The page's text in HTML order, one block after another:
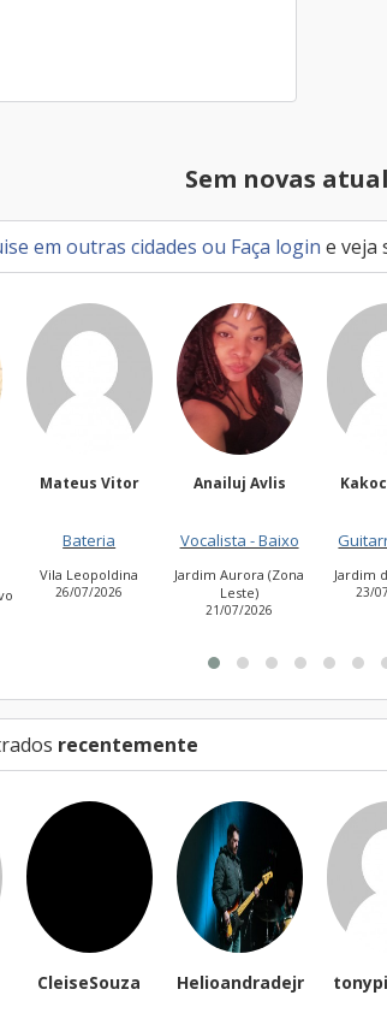
Sem novas
em outras cidades ou Faça login e veja
Anailuj Avlis
Vocalista - Baixo
Jardim Aurora (Zona
Leste)
Kakocampos
Guitarra base
Jardim das Flores
23/07/2026
recentemente
Helioandradejr tonypimenta